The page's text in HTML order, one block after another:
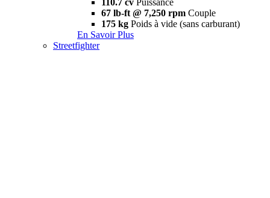
110.7 cv Puissance
67 lb-ft @ 7,250 rpm Couple
175 kg Poids à vide (sans carburant)
En Savoir Plus
Streetfighter